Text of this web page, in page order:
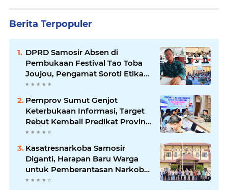
Berita Terpopuler
DPRD Samosir Absen di
Pembukaan Festival Tao Toba
Joujou, Pengamat Soroti Etika
Birokrasi Pemkab
Pemprov Sumut Genjot
Keterbukaan Informasi, Target
Rebut Kembali Predikat Provinsi
Informatif
Kasatresnarkoba Samosir
Diganti, Harapan Baru Warga
untuk Pemberantasan Narkoba
Menguat